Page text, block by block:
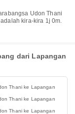
kira-kira 1j 0m.
dari Lapangan
Thani ke Lapangan
Thani ke Lapangan
Thani ke Lapangan